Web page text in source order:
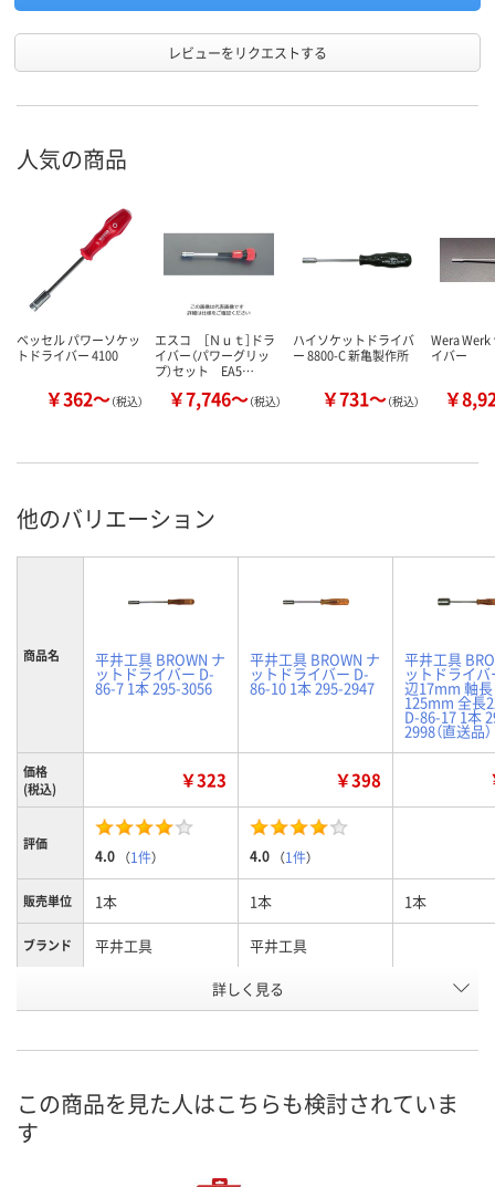
レビューをリクエストする
人気の商品
ベッセル パワーソケッ
トドライバー 4100
￥362～（税込）
エスコ ［Ｎｕｔ］ドラ
イバー（パワーグリッ
プ）セット EA5…
￥7,746～（税込）
ハイソケットドライバ
ー 8800-C 新亀製作所
￥731～（税込）
Wera Werk
イバー
￥
他のバリエーション
商品名 平井工具 BROWN ナ
ットドライバー D-
86-7 1本 295-3056
平井工具 BROWN ナ
ットドライバー D-
86-10 1本 295-2947
平井工具
ットドライバ
辺17mm 軸長
125mm 全長
D-86-17 1本
2998（直送品）
価格
(税込)
￥323 ￥398
評価
4.0 （1件） 4.0 （1件）
販売単位 1本 1本 1本
ブランド 平井工具 平井工具
・軸・工具鋼・ハンド
ル・アクリル樹脂
・軸・工具鋼・ハンド
ル・アクリル樹脂
軸：工具鋼・
ル：アクリル
お申込番
在庫 あり あり あり
詳しく見る
この商品を見た人はこちらも検討されていま
す